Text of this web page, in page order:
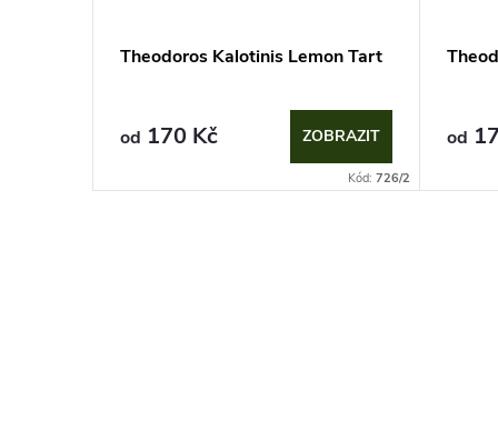
Theodoros Kalotinis Lemon Tart
od 170 Kč ZOBRAZIT
Kód:726/2
od